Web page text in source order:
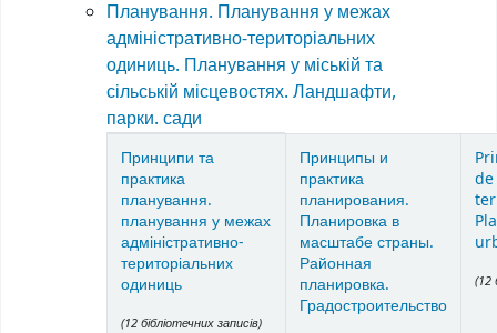
Планування. Планування у межах
адміністративно-територіальних
одиниць. Планування у міській та
сільській місцевостях. Ландшафти,
парки. сади
Принципи та
практика
планування.
планування у межах
адміністративно-
територіальних
одиниць
(12 бібліотечних записів)
Принципы и
практика
планирования.
Планировка в
масштабе страны.
Районная
планировка.
Градостроительство
(12